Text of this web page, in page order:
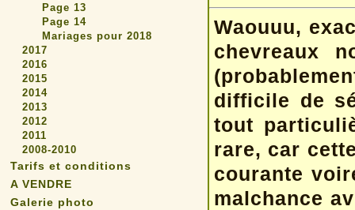
Page 13
Page 14
Mariages pour 2018
2017
2016
2015
2014
2013
2012
2011
2008-2010
Tarifs et conditions
A VENDRE
Galerie photo
Waouuu,
chevreaux
difficile de
tout
rare, car
courante
malchance